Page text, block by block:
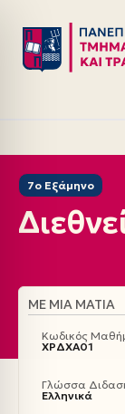
Μεταπηδήστε
στο
7ο Εξάμηνο
ΜΕ ΜΙΑ ΜΑΤΙΆ
Κωδικός
ΧΡΔΧΑ01
Γλώσσα
Ελληνικά